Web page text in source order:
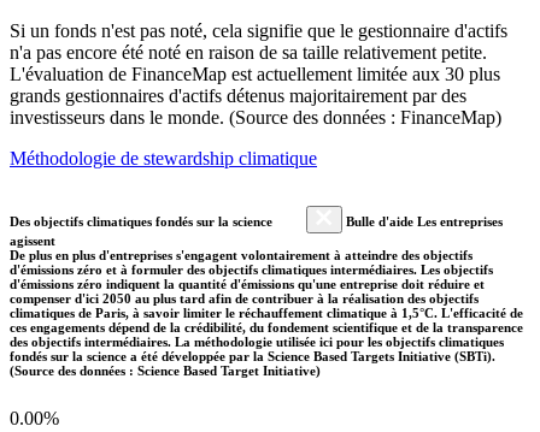
Si un fonds n'est pas noté, cela signifie que le gestionnaire d'actifs
n'a pas encore été noté en raison de sa taille relativement petite.
L'évaluation de FinanceMap est actuellement limitée aux 30 plus
grands gestionnaires d'actifs détenus majoritairement par des
investisseurs dans le monde. (Source des données : FinanceMap)
Méthodologie de stewardship climatique
Des objectifs climatiques fondés sur la science
Bulle d'aide Les entreprises
agissent
De plus en plus d'entreprises s'engagent volontairement à atteindre des objectifs
d'émissions zéro et à formuler des objectifs climatiques intermédiaires. Les objectifs
d'émissions zéro indiquent la quantité d'émissions qu'une entreprise doit réduire et
compenser d'ici 2050 au plus tard afin de contribuer à la réalisation des objectifs
climatiques de Paris, à savoir limiter le réchauffement climatique à 1,5°C. L'efficacité de
ces engagements dépend de la crédibilité, du fondement scientifique et de la transparence
des objectifs intermédiaires. La méthodologie utilisée ici pour les objectifs climatiques
fondés sur la science a été développée par la Science Based Targets Initiative (SBTi).
(Source des données : Science Based Target Initiative)
0.00%